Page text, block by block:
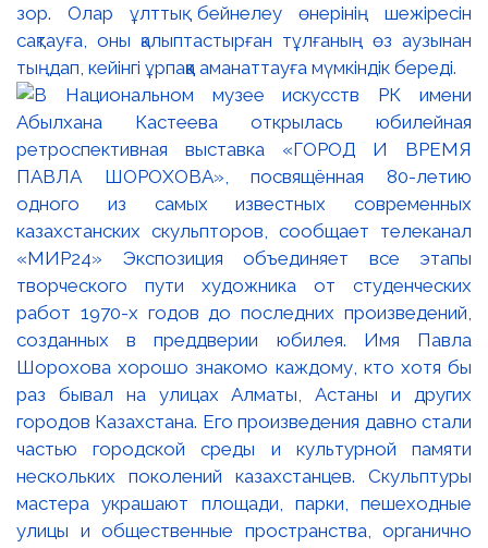
зор. Олар ұлттық бейнелеу өнерінің шежіресін
сақтауға, оны қалыптастырған тұлғаның өз аузынан
тыңдап, кейінгі ұрпаққа аманаттауға мүмкіндік береді.